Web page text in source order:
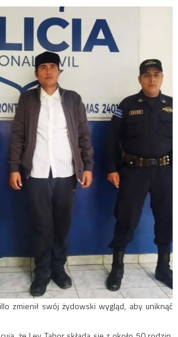
zmienił swój żydowski wygląd, aby uniknąć